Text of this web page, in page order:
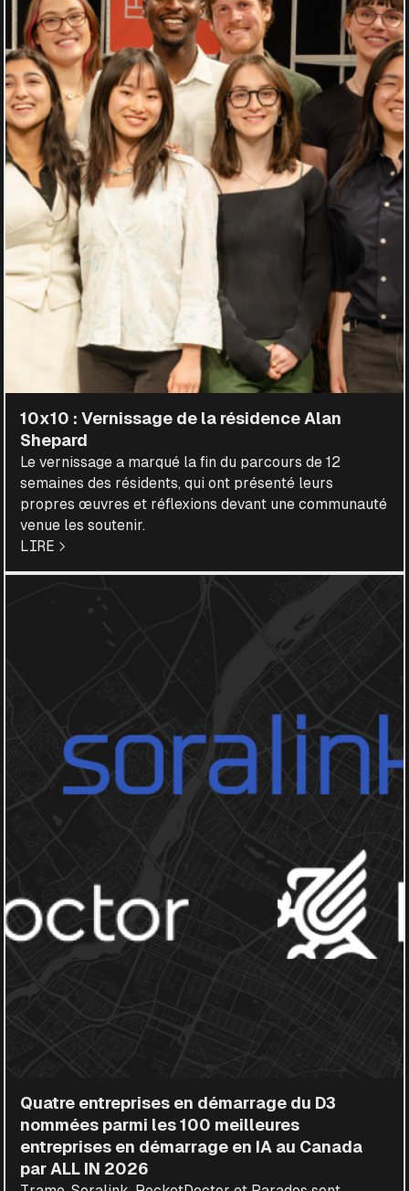
10x10 : Vernissage de la résidence Alan
Shepard
Le vernissage a marqué la fin du parcours de 12
semaines des résidents, qui ont présenté leurs
propres œuvres et réflexions devant une communauté
venue les soutenir.
LIRE
Quatre entreprises en démarrage du D3
nommées parmi les 100 meilleures
entreprises en démarrage en IA au Canada
par ALL IN 2026